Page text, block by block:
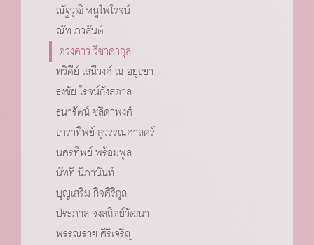
ณัฐวุฒิ หนูไพโรจน์
ณัท ภวสันต์
ดวงดาว วิชาดากุล
ทวิตีย์ เสนีวงศ์ ณ อยุธยา
ธงชัย โรจน์กังสดาล
ธนารัตน์ ชลิดาพงศ์
ธาราทิพย์ สุวรรณศาสตร์
นครทิพย์ พร้อมพูล
นัทที นิภานันท์
บุญเสริม กิจศิริกุล
ประภาส จงสถิตย์วัฒนา
พรรณราย ศิริเจริญ